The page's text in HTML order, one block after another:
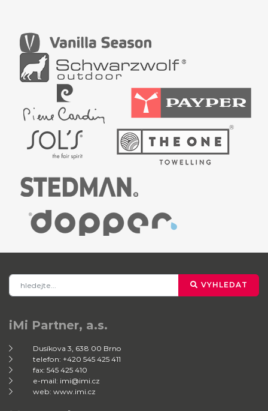
VYHLEDAT
iMi Partner, a.s.
Dusíkova 3, 638 00 Brno
telefon: +420 545 425 411
fax: 545 425 410
e-mail: imi@imi.cz
web: www.imi.cz